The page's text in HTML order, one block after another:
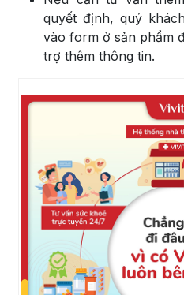
quyết định, quý
vào form ở sản phẩm
trợ thêm thông tin.